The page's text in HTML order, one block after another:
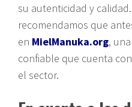
su autenticidad y
recomendamos que
en MielManuka.org,
confiable que cuenta
el sector.